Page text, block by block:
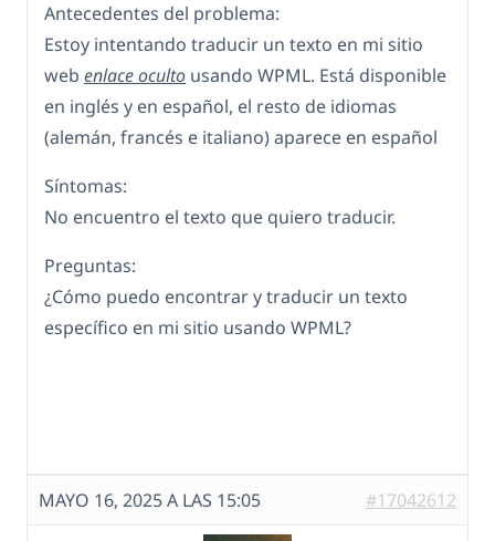
Antecedentes del problema:
Estoy intentando traducir un texto en mi sitio
web enlace oculto usando WPML. Está disponible
en inglés y en español, el resto de idiomas
(alemán, francés e italiano) aparece en español
Síntomas:
No encuentro el texto que quiero traducir.
Preguntas:
¿Cómo puedo encontrar y traducir un texto
específico en mi sitio usando WPML?
MAYO 16, 2025 A LAS 15:05 #17042612